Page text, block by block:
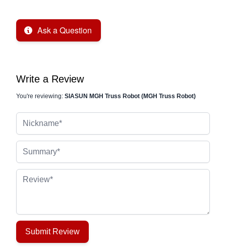
Ask a Question
Write a Review
You're reviewing: SIASUN MGH Truss Robot (MGH Truss Robot)
Review
Submit Review